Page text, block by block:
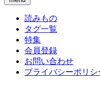
読みもの
タグ一覧
特集
会員登録
お問い合わせ
プライバシーポリシ